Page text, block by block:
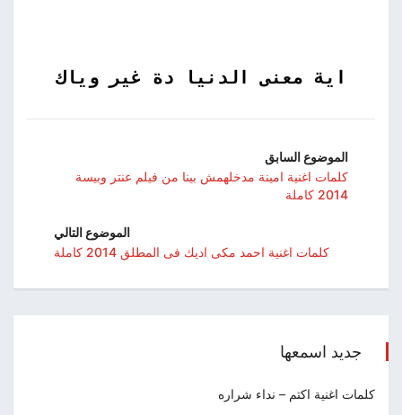
اية معنى الدنيا دة غير وياك
الموضوع السابق
كلمات اغنية امينة مدخلهمش بينا من فيلم عنتر وبيسة
2014 كاملة
الموضوع التالي
كلمات اغنية احمد مكى اديك فى المطلق 2014 كاملة
جديد اسمعها
كلمات اغنية اكتم – نداء شراره